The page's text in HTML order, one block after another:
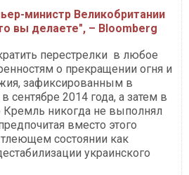
министр Великобритании
вы делаете", – Bloomberg
перестрелки в любое
о прекращении огня и
зафиксированным в
сентябре 2014 года, а затем в
Кремль никогда не выполнял
вместо этого
состоянии как
украинского